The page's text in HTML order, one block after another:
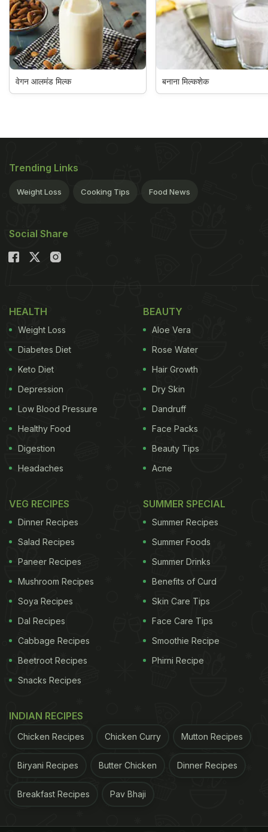
वेगन आलमंड मिल्क बनाना मिल्कशेक
Trending Links
Weight Loss Cooking Tips Food News
Social Share
HEALTH
Weight Loss
Diabetes Diet
Keto Diet
Depression
Low Blood Pressure
Healthy Food
Digestion
Headaches
BEAUTY
Aloe Vera
Rose Water
Hair Growth
Dry Skin
Dandruff
Face Packs
Beauty Tips
Acne
VEG RECIPES
Dinner Recipes
Salad Recipes
Paneer Recipes
Mushroom Recipes
Soya Recipes
Dal Recipes
Cabbage Recipes
Beetroot Recipes
Snacks Recipes
SUMMER SPECIAL
Summer Recipes
Summer Foods
Summer Drinks
Benefits of Curd
Skin Care Tips
Face Care Tips
Smoothie Recipe
Phirni Recipe
INDIAN RECIPES
Chicken Recipes Chicken Curry Mutton Recipes
Biryani Recipes Butter Chicken Dinner Recipes
Breakfast Recipes Pav Bhaji